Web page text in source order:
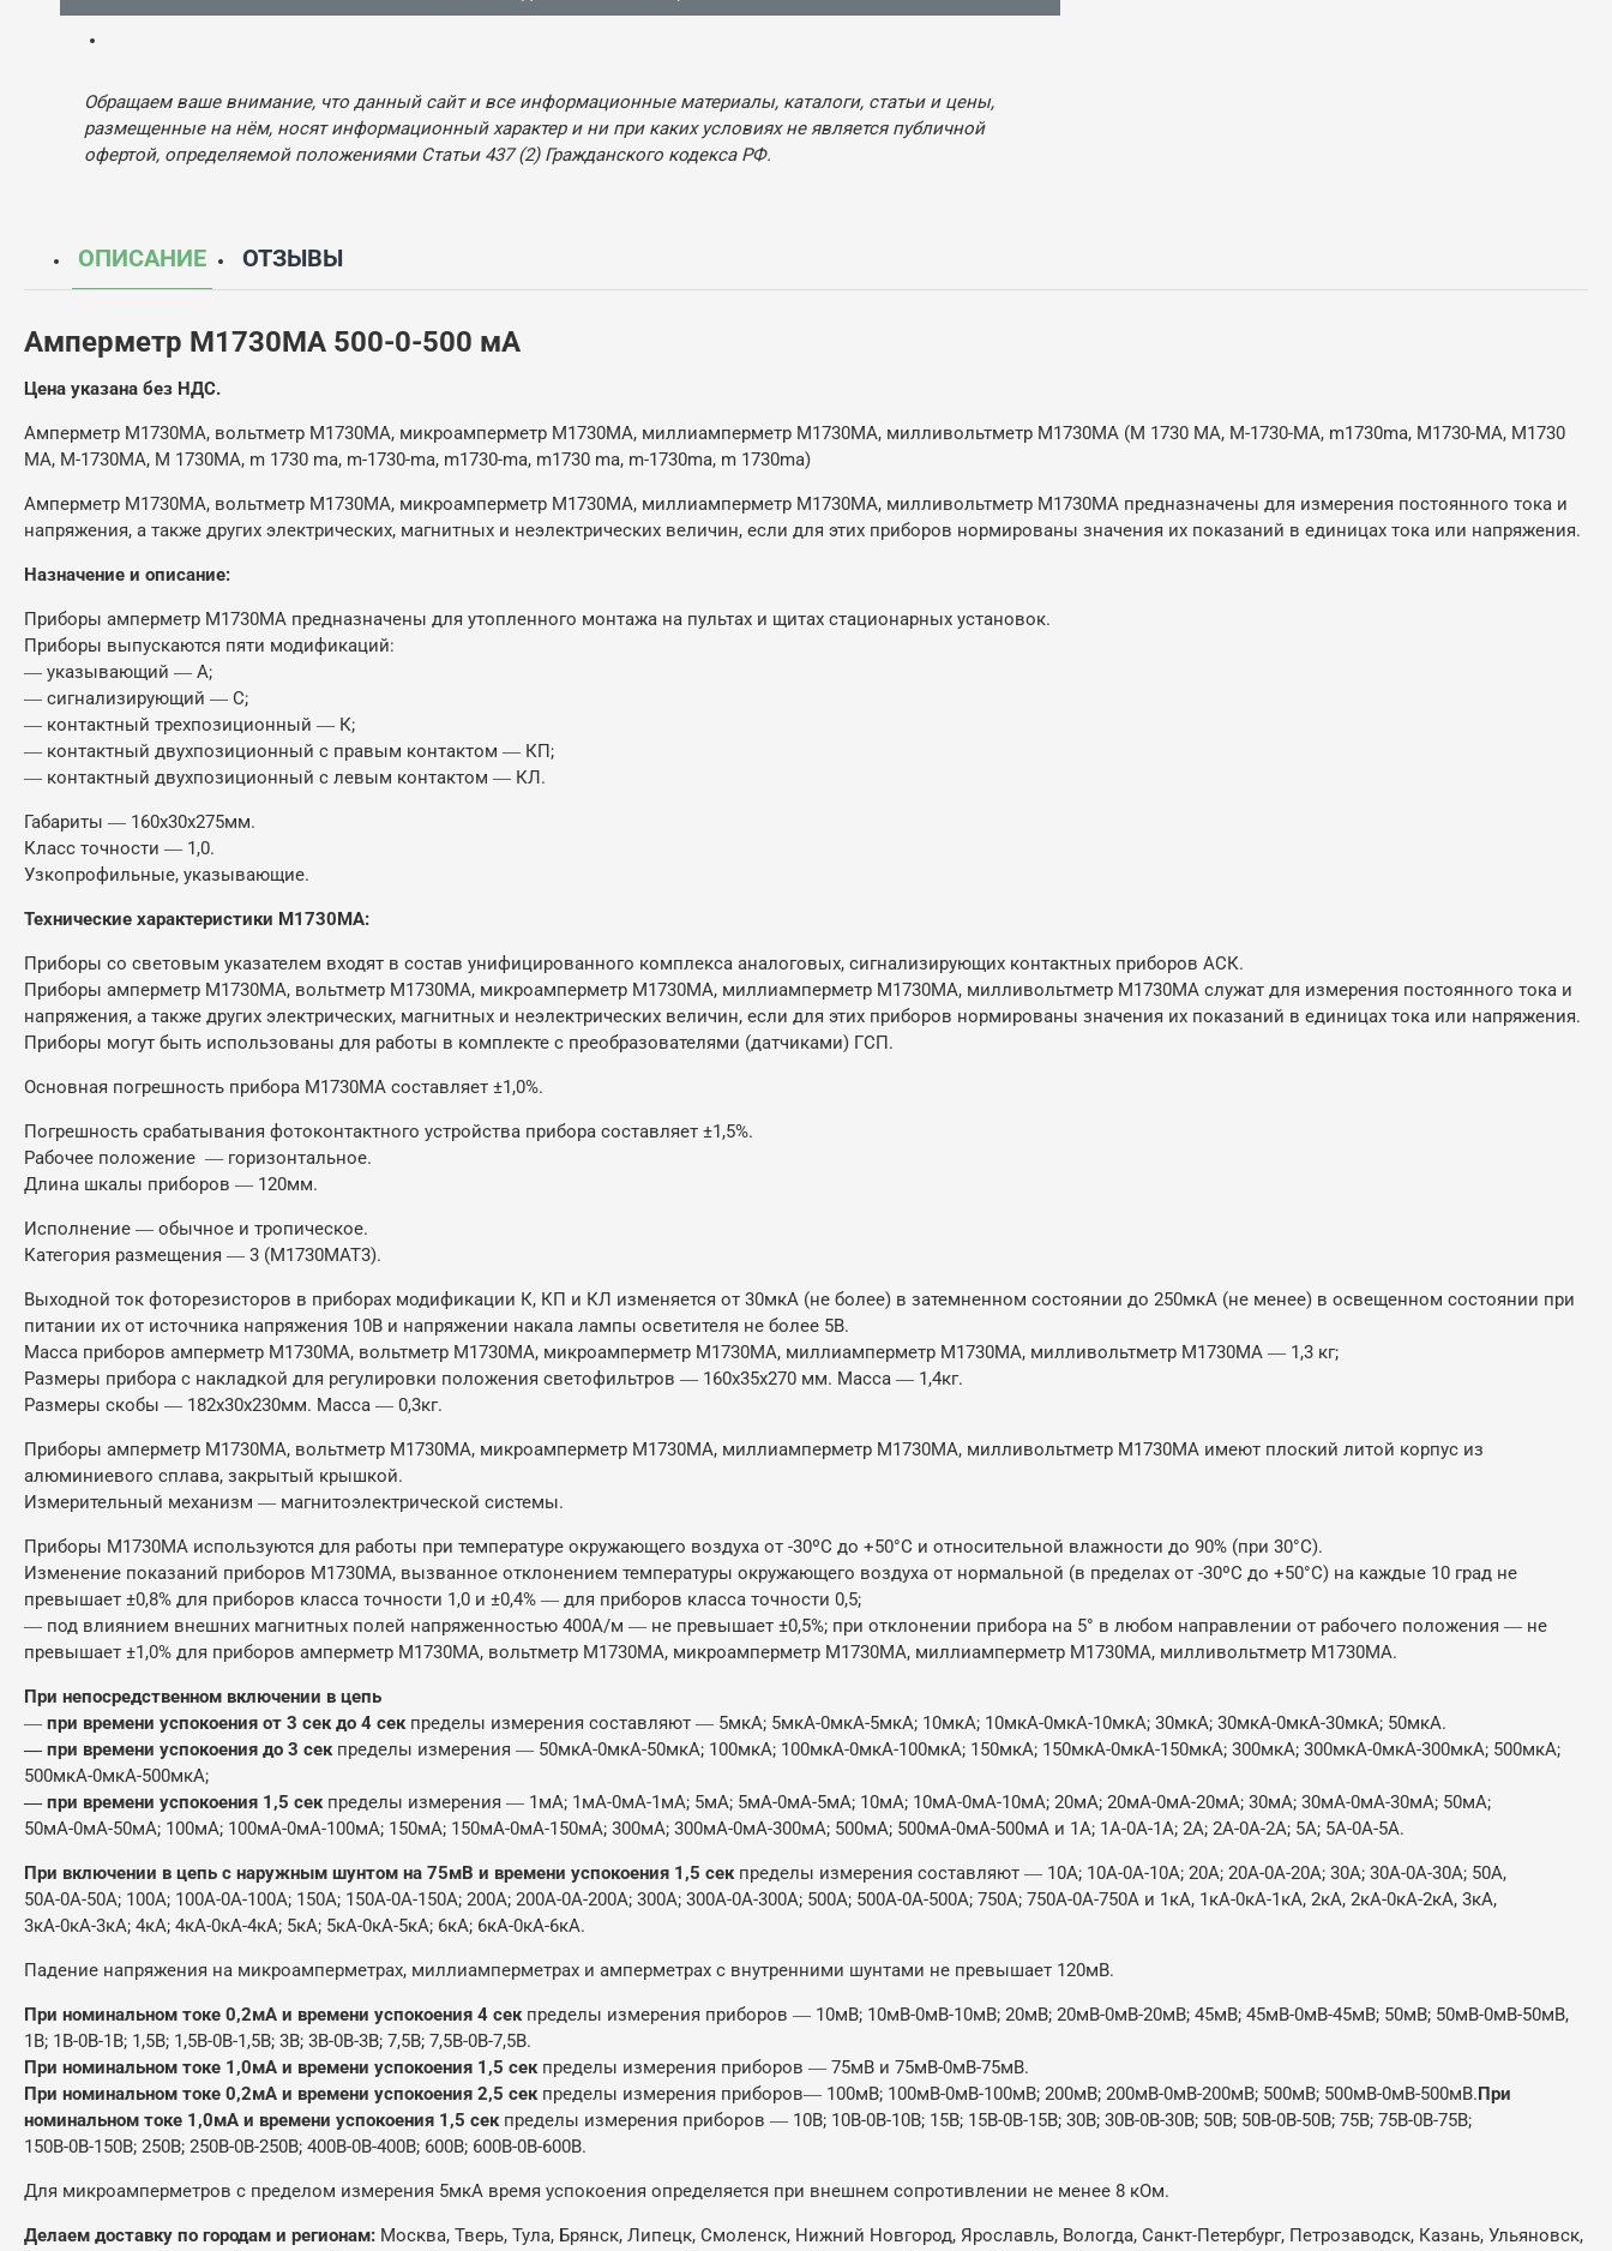
Обращаем ваше внимание, что данный сайт и все информационные материалы, каталоги, статьи и цены,
размещенные на нём, носят информационный характер и ни при каких условиях не является публичной
офертой, определяемой положениями Статьи 437 (2) Гражданского кодекса РФ.
ОПИСАНИЕ ОТЗЫВЫ
Амперметр М1730МА 500-0-500 мА
Цена указана без НДС.
Амперметр М1730МА, вольтметр М1730МА, микроамперметр М1730МА, миллиамперметр М1730МА, милливольтметр М1730МА (М 1730 МА, М-1730-МА, m1730ma, М1730-МА, М1730
МА, М-1730МА, М 1730МА, m 1730 ma, m-1730-ma, m1730-ma, m1730 ma, m-1730ma, m 1730ma)
Амперметр М1730МА, вольтметр М1730МА, микроамперметр М1730МА, миллиамперметр М1730МА, милливольтметр М1730МА предназначены для измерения постоянного тока и
напряжения, а также других электрических, магнитных и неэлектрических величин, если для этих приборов нормированы значения их показаний в единицах тока или напряжения.
Назначение и описание:
Приборы амперметр М1730МА предназначены для утопленного монтажа на пультах и щитах стационарных установок.
Приборы выпускаются пяти модификаций:
― указывающий ― А;
― сигнализирующий ― С;
― контактный трехпозиционный ― К;
― контактный двухпозиционный с правым контактом ― КП;
― контактный двухпозиционный с левым контактом ― КЛ.
Габариты ― 160х30х275мм.
Класс точности ― 1,0.
Узкопрофильные, указывающие.
Технические характеристики М1730МА:
Приборы со световым указателем входят в состав унифицированного комплекса аналоговых, сигнализирующих контактных приборов АСК.
Приборы амперметр М1730МА, вольтметр М1730МА, микроамперметр М1730МА, миллиамперметр М1730МА, милливольтметр М1730МА служат для измерения постоянного тока и
напряжения, а также других электрических, магнитных и неэлектрических величин, если для этих приборов нормированы значения их показаний в единицах тока или напряжения.
Приборы могут быть использованы для работы в комплекте с преобразователями (датчиками) ГСП.
Основная погрешность прибора М1730МА составляет ±1,0%.
Погрешность срабатывания фотоконтактного устройства прибора составляет ±1,5%.
Рабочее положение ― горизонтальное.
Длина шкалы приборов ― 120мм.
Исполнение ― обычное и тропическое.
Категория размещения ― 3 (М1730МАТ3).
Выходной ток фоторезисторов в приборах модификации К, КП и КЛ изменяется от 30мкА (не более) в затемненном состоянии до 250мкА (не менее) в освещенном состоянии при
питании их от источника напряжения 10В и напряжении накала лампы осветителя не более 5В.
Масса приборов амперметр М1730МА, вольтметр М1730МА, микроамперметр М1730МА, миллиамперметр М1730МА, милливольтметр М1730МА ― 1,3 кг;
Размеры прибора с накладкой для регулировки положения светофильтров ― 160х35х270 мм. Масса ― 1,4кг.
Размеры скобы ― 182х30х230мм. Масса ― 0,3кг.
Приборы амперметр М1730МА, вольтметр М1730МА, микроамперметр М1730МА, миллиамперметр М1730МА, милливольтметр М1730МА имеют плоский литой корпус из
алюминиевого сплава, закрытый крышкой.
Измерительный механизм ― магнитоэлектрической системы.
Приборы М1730МА используются для работы при температуре окружающего воздуха от -30ºС до +50°С и относительной влажности до 90% (при 30°С).
Изменение показаний приборов М1730МА, вызванное отклонением температуры окружающего воздуха от нормальной (в пределах от -30ºС до +50°С) на каждые 10 град не
превышает ±0,8% для приборов класса точности 1,0 и ±0,4% ― для приборов класса точности 0,5;
― под влиянием внешних магнитных полей напряженностью 400А/м ― не превышает ±0,5%; при отклонении прибора на 5° в любом направлении от рабочего положения ― не
превышает ±1,0% для приборов амперметр М1730МА, вольтметр М1730МА, микроамперметр М1730МА, миллиамперметр М1730МА, милливольтметр М1730МА.
При непосредственном включении в цепь
― при времени успокоения от 3 сек до 4 секпределы измерения составляют ― 5мкА; 5мкА-0мкА-5мкА; 10мкА; 10мкА-0мкА-10мкА; 30мкА; 30мкА-0мкА-30мкА; 50мкА.
― при времени успокоения до 3 секпределы измерения ― 50мкА-0мкА-50мкА; 100мкА; 100мкА-0мкА-100мкА; 150мкА; 150мкА-0мкА-150мкА; 300мкА; 300мкА-0мкА-300мкА; 500мкА;
500мкА-0мкА-500мкА;
― при времени успокоения 1,5 секпределы измерения ― 1мА; 1мА-0мА-1мА; 5мА; 5мА-0мА-5мА; 10мА; 10мА-0мА-10мА; 20мА; 20мА-0мА-20мА; 30мА; 30мА-0мА-30мА; 50мА;
50мА-0мА-50мА; 100мА; 100мА-0мА-100мА; 150мА; 150мА-0мА-150мА; 300мА; 300мА-0мА-300мА; 500мА; 500мА-0мА-500мА и 1А; 1А-0А-1А; 2А; 2А-0А-2А; 5А; 5А-0А-5А.
При включении в цепь с наружным шунтом на 75мВ и времени успокоения 1,5 секпределы измерения составляют ― 10А; 10А-0А-10А; 20А; 20А-0А-20А; 30А; 30А-0А-30А; 50А,
50А-0А-50А; 100А; 100А-0А-100А; 150А; 150А-0А-150А; 200А; 200А-0А-200А; 300А; 300А-0А-300А; 500А; 500А-0А-500А; 750А; 750А-0А-750А и 1кА, 1кА-0кА-1кА, 2кА, 2кА-0кА-2кА, 3кА,
3кА-0кА-3кА; 4кА; 4кА-0кА-4кА; 5кА; 5кА-0кА-5кА; 6кА; 6кА-0кА-6кА.
Падение напряжения на микроамперметрах, миллиамперметрах и амперметрах с внутренними шунтами не превышает 120мВ.
При номинальном токе 0,2мА и времени успокоения 4 секпределы измерения приборов ― 10мВ; 10мВ-0мВ-10мВ; 20мВ; 20мВ-0мВ-20мВ; 45мВ; 45мВ-0мВ-45мВ; 50мВ; 50мВ-0мВ-50мВ,
1В; 1В-0В-1В; 1,5В; 1,5В-0В-1,5В; 3В; 3В-0В-3В; 7,5В; 7,5В-0В-7,5В.
При номинальном токе 1,0мА и времени успокоения 1,5 секпределы измерения приборов ― 75мВ и 75мВ-0мВ-75мВ.
При номинальном токе 0,2мА и времени успокоения 2,5 секпределы измерения приборов― 100мВ; 100мВ-0мВ-100мВ; 200мВ; 200мВ-0мВ-200мВ; 500мВ; 500мВ-0мВ-500мВ.При
номинальном токе 1,0мА и времени успокоения 1,5 секпределы измерения приборов ― 10В; 10В-0В-10В; 15В; 15В-0В-15В; 30В; 30В-0В-30В; 50В; 50В-0В-50В; 75В; 75В-0В-75В;
150В-0В-150В; 250В; 250В-0В-250В; 400В-0В-400В; 600В; 600В-0В-600В.
Для микроамперметров с пределом измерения 5мкА время успокоения определяется при внешнем сопротивлении не менее 8 кОм.
Делаем доставку по городам и регионам: Москва, Тверь, Тула, Брянск, Липецк, Смоленск, Нижний Новгород, Ярославль, Вологда, Санкт-Петербург, Петрозаводск, Казань, Ульяновск,